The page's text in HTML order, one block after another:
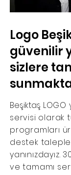
Logo
güvenilir
sizlere
Beşiktaş
servisi olarak
programları
destek
yanınızdayız.
ve tamamı